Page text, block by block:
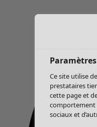
Ce site utilise
prestataires
cette page et
comportement
sociaux et